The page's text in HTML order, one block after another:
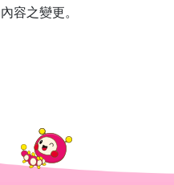
容之變更。